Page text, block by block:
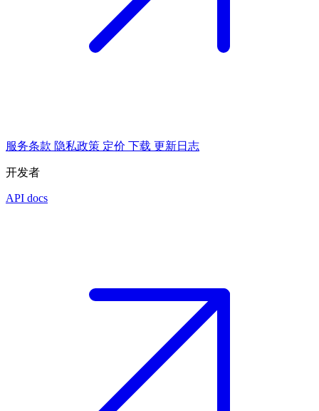
服务条款 隐私政策 定价 下载 更新日志
开发者
API docs